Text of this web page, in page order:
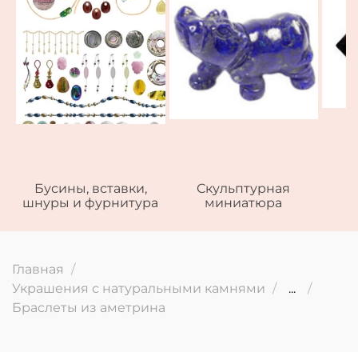
Бусины, вставки,
шнуры и фурнитура
Скульптурная
миниатюра
Главная
Украшения с натуральными камнями
...
Браслеты из аметрина